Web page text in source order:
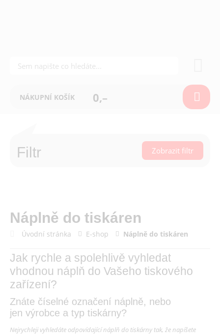
NÁKUPNÍ KOŠÍK 0,–
Filtr Zobrazit filtr
Náplně do tiskáren
Úvodní stránka E-shop Náplně do tiskáren
Jak rychle a spolehlivě vyhledat
vhodnou náplň do Vašeho tiskového
zařízení?
Znáte číselné označení náplně, nebo
jen výrobce a typ tiskárny?
Nejrychleji vyhledáte odpovídající náplň do tiskárny tak, že napíšete